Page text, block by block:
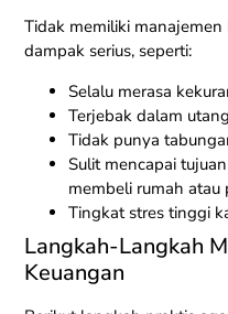
Tidak memiliki
dampak serius, seperti:
Selalu merasa
Terjebak dalam
Tidak punya
Sulit mencapai
membeli rumah atau
Tingkat stres tinggi
Langkah-Langkah
Keuangan